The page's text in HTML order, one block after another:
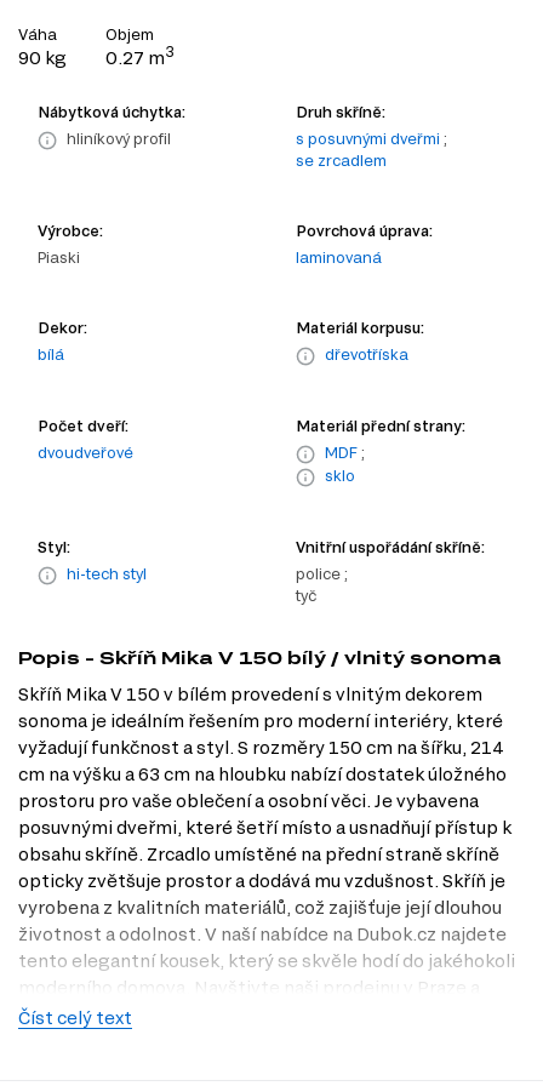
Váha
90 kg
Objem
0.27 m3
Nábytková úchytka:
hliníkový profil
Druh skříně:
s posuvnými dveřmi ;
se zrcadlem
Výrobce:
Piaski
Povrchová úprava:
laminovaná
Dekor:
bílá
Materiál korpusu:
dřevotříska
Počet dveří:
dvoudveřové
Materiál přední strany:
MDF ;
sklo
Styl:
hi-tech styl
Vnitřní uspořádání skříně:
police ;
tyč
Popis - Skříň Mika V 150 bílý / vlnitý sonoma
Skříň Mika V 150 v bílém provedení s vlnitým dekorem
sonoma je ideálním řešením pro moderní interiéry, které
vyžadují funkčnost a styl. S rozměry 150 cm na šířku, 214
cm na výšku a 63 cm na hloubku nabízí dostatek úložného
prostoru pro vaše oblečení a osobní věci. Je vybavena
posuvnými dveřmi, které šetří místo a usnadňují přístup k
obsahu skříně. Zrcadlo umístěné na přední straně skříně
opticky zvětšuje prostor a dodává mu vzdušnost. Skříň je
vyrobena z kvalitních materiálů, což zajišťuje její dlouhou
životnost a odolnost. V naší nabídce na Dubok.cz najdete
tento elegantní kousek, který se skvěle hodí do jakéhokoli
moderního domova. Navštivte naši prodejnu v Praze a
přesvědčte se o kvalitě na vlastní oči.
Číst celý text